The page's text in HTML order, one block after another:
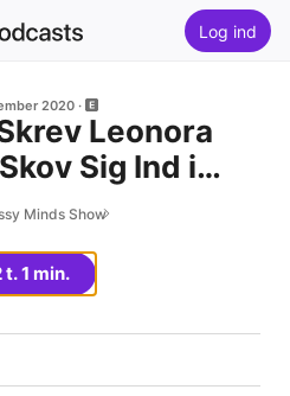
Log ind
2020
Leonora
Sig Ind i
- En Ærlig,
Inspirerende
Minds Show
t. 1 min.